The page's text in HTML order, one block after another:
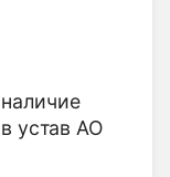
устав АО